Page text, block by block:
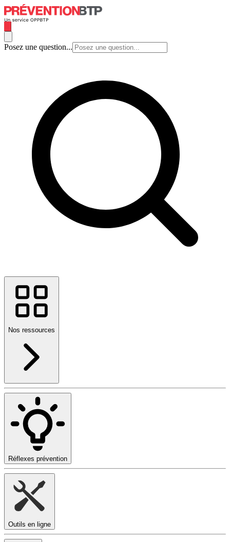
Posez une question...
Nos ressources
Réflexes prévention
Outils en ligne